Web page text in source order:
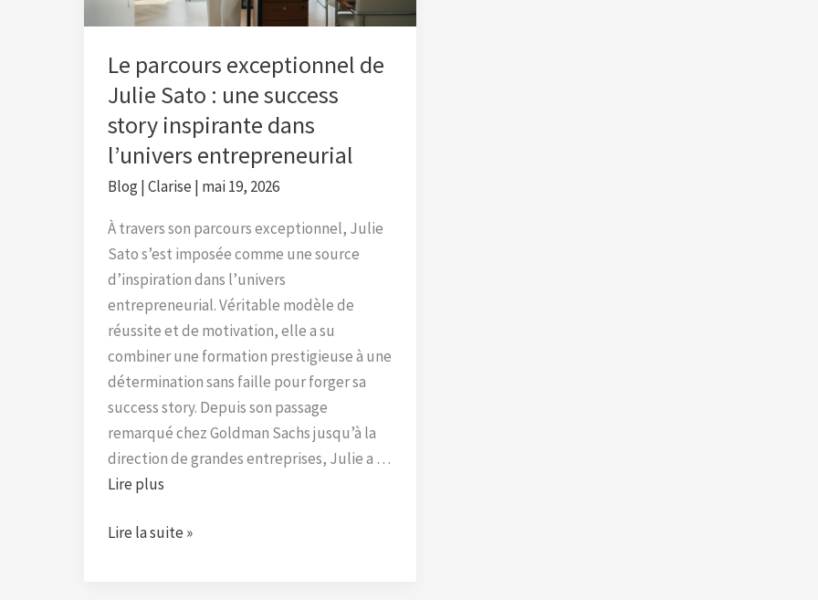
Le parcours exceptionnel de
Julie Sato : une success
story inspirante dans
l’univers entrepreneurial
Blog|Clarise | mai 19, 2026
À travers son parcours exceptionnel, Julie
Sato s’est imposée comme une source
d’inspiration dans l’univers
entrepreneurial. Véritable modèle de
réussite et de motivation, elle a su
combiner une formation prestigieuse à une
détermination sans faille pour forger sa
success story. Depuis son passage
remarqué chez Goldman Sachs jusqu’à la
direction de grandes entreprises, Julie a …
Lire plus
une
success
story
inspirante
dans
l’univers
entrepreneurial
Lire la suite »